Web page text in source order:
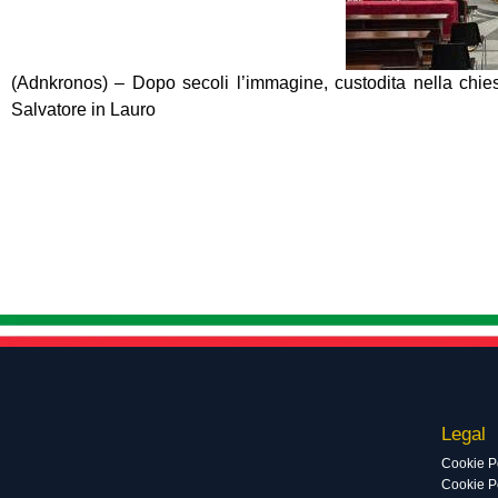
(Adnkronos) – Dopo secoli l’immagine, custodita nella
Salvatore in Lauro
Legal
Cookie
Cookie